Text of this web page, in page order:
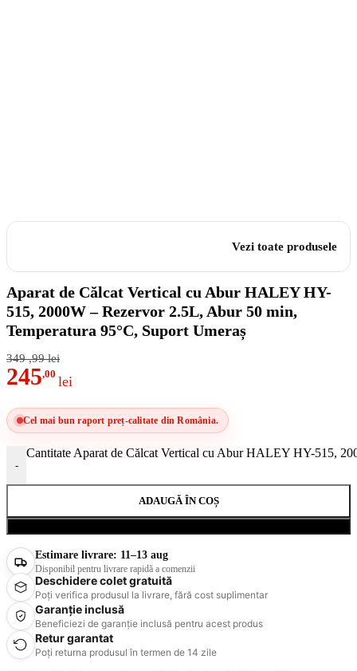
Vezi toate produsele
Aparat de Călcat Vertical cu Abur HALEY HY-
515, 2000W – Rezervor 2.5L, Abur 50 min,
Temperatura 95°C, Suport Umeraș
349 ,99 lei
245,00 lei
Cel mai bun raport preț-calitate din România.
-
Cantitate Aparat de Călcat Vertical cu Abur HALEY HY-515,
ADAUGĂ ÎN COȘ
Estimare livrare: 11–13 aug
Disponibil pentru livrare rapidă a comenzii
Deschidere colet gratuită
Poți verifica produsul la livrare, fără cost suplimentar
Garanție inclusă
Beneficiezi de garanție inclusă pentru acest produs
Retur garantat
Poți returna produsul în termen de 14 zile